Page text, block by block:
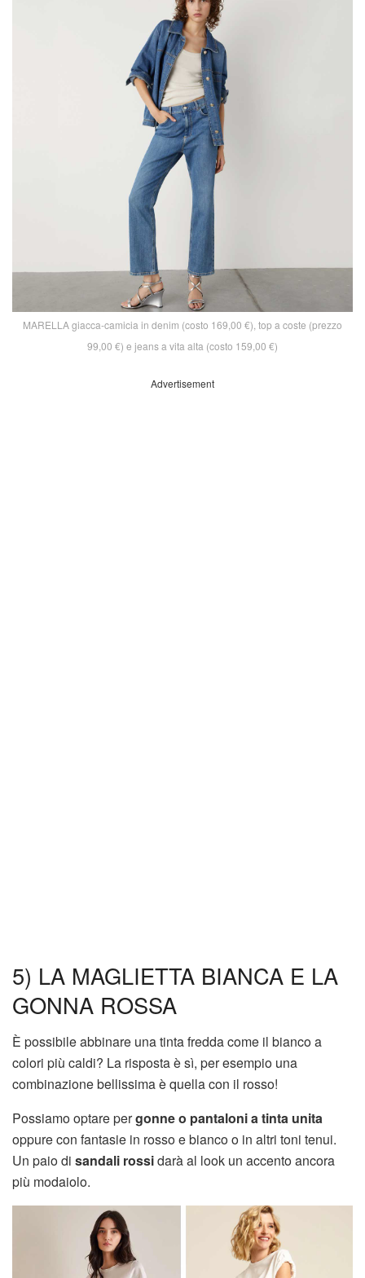
MARELLA giacca-camicia in denim (costo 169,00 €), top a coste (prezzo
99,00 €) e jeans a vita alta (costo 159,00 €)
Advertisement
5) LA MAGLIETTA BIANCA E LA
GONNA ROSSA
È possibile abbinare una tinta fredda come il bianco a
colori più caldi? La risposta è sì, per esempio una
combinazione bellissima è quella con il rosso!
Possiamo optare pergonne o pantaloni a tinta unita
oppure con fantasie in rosso e bianco o in altri toni tenui.
Un paio di sandali rossidarà al look un accento ancora
più modaiolo.